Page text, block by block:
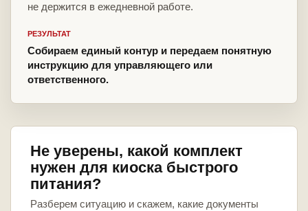
не держится в ежедневной работе.
РЕЗУЛЬТАТ
Собираем единый контур и передаем понятную
инструкцию для управляющего или
ответственного.
Не уверены, какой комплект
нужен для киоска быстрого
питания?
Разберем ситуацию и скажем, какие документы